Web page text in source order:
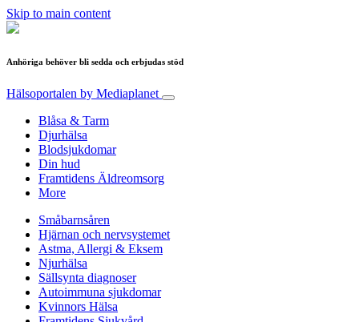
Skip to main content
Anhöriga behöver bli sedda och erbjudas stöd
Hälsoportalen by Mediaplanet
Blåsa & Tarm
Djurhälsa
Blodsjukdomar
Din hud
Framtidens Äldreomsorg
More
Småbarnsåren
Hjärnan och nervsystemet
Astma, Allergi & Eksem
Njurhälsa
Sällsynta diagnoser
Autoimmuna sjukdomar
Kvinnors Hälsa